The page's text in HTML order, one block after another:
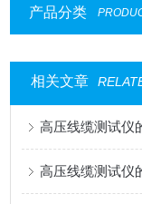
产品分类
相关文章
高压线缆测试仪
高压线缆测试仪